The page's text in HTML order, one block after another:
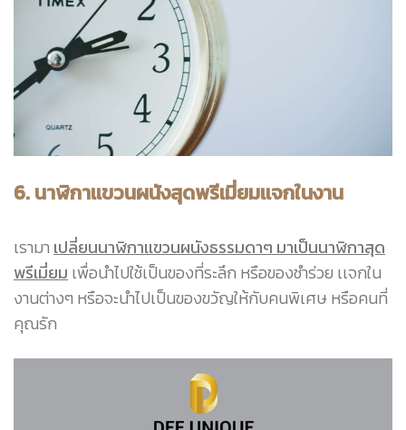
6. นาฬิกาเเขวนผนังสุดพรีเมี่ยมเเจกในงาน
เรามา เปลี่ยนนาฬิกาเเขวนผนังธรรมดาๆ มาเป็นนาฬิกาสุด
พรีเมี่ยม เพื่อนำไปใช้เป็นของที่ระลึก หรือของชำร่วย เเจกใน
งานต่างๆ หรือจะนำไปเป็นของขวัญให้กับคนพิเศษ หรือคนที่
คุณรัก